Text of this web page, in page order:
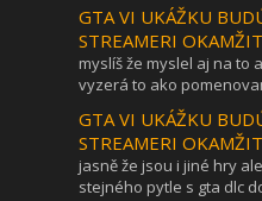
GTA VI UKÁŽKU
STREAMERI
myslíš že myslel aj na to
vyzerá to ako
GTA VI UKÁŽKU
STREAMERI
jasně že jsou i jiné hry
stejného pytle s gta dlc